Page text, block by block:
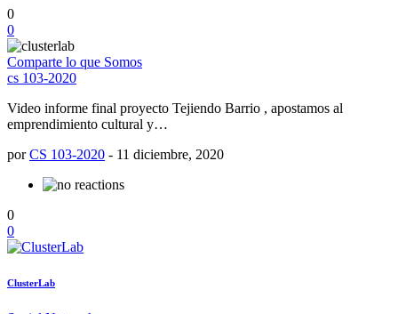
0
0
Comparte lo que Somos
cs 103-2020
Video informe final proyecto Tejiendo Barrio , apostamos al
emprendimiento cultural y…
porCS 103-2020 - 11 diciembre, 2020
0
0
ClusterLab